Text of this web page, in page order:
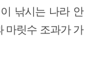
낚시는 나라 안
마릿수 조과가 가